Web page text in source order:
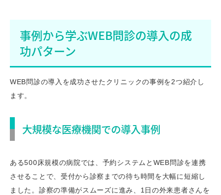
事例から学ぶWEB問診の導入の成
功パターン
WEB問診の導入を成功させたクリニックの事例を2つ紹介し
ます。
大規模な医療機関での導入事例
ある500床規模の病院では、予約システムとWEB問診を連携
させることで、受付から診察までの待ち時間を大幅に短縮し
ました。 診察の準備がスムーズに進み、1日の外来患者さんを